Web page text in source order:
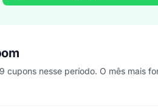
cupons nesse período. O mês mais
últimos 4 anos